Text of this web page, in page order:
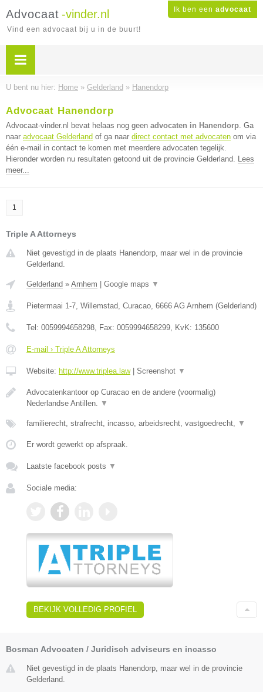
Ik ben een advocaat
Advocaat -vinder.nl
Vind een advocaat bij u in de buurt!
U bent nu hier: Home » Gelderland » Hanendorp
Advocaat Hanendorp
Advocaat-vinder.nl bevat helaas nog geen advocaten in Hanendorp. Ga
naar advocaat Gelderland of ga naar direct contact met advocaten om via
één e-mail in contact te komen met meerdere advocaten tegelijk.
Hieronder worden nu resultaten getoond uit de provincie Gelderland. Lees
meer...
1
Triple A Attorneys
Niet gevestigd in de plaats Hanendorp, maar wel in de provincie
Gelderland.
Gelderland » Arnhem Google maps ▼
Pietermaai 1-7, Willemstad, Curacao, 6666 AG Arnhem (Gelderland)
Tel: 0059994658298, Fax: 0059994658299, KvK: 135600
E-mail › Triple A Attorneys
Website: http://www.triplea.law| Screenshot ▼
Advocatenkantoor op Curacao en de andere (voormalig)
Nederlandse Antillen. ▼
familierecht, strafrecht, incasso, arbeidsrecht, vastgoedrecht, ▼
Er wordt gewerkt op afspraak.
Laatste facebook posts ▼
Sociale media:
BEKIJK VOLLEDIG PROFIEL
Bosman Advocaten / Juridisch adviseurs en incasso
Niet gevestigd in de plaats Hanendorp, maar wel in de provincie
Gelderland.